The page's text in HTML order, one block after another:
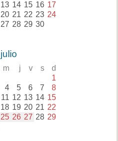
13 14 15 16 17
20 21 22 23 24
27 28 29 30
julio
m j v s d
1
4 5 6 7 8
11 12 13 14 15
18 19 20 21 22
25 26 27 28 29